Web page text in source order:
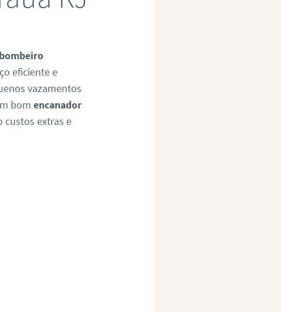
bombeiro
eficiente e
vazamentos
bomencanador
custos extras e